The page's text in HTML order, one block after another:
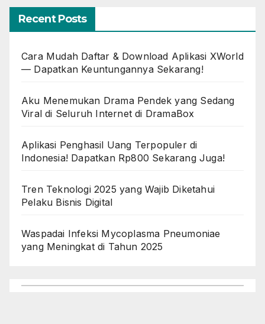
Recent Posts
Cara Mudah Daftar & Download Aplikasi XWorld
— Dapatkan Keuntungannya Sekarang!
Aku Menemukan Drama Pendek yang Sedang
Viral di Seluruh Internet di DramaBox
Aplikasi Penghasil Uang Terpopuler di
Indonesia! Dapatkan Rp800 Sekarang Juga!
Tren Teknologi 2025 yang Wajib Diketahui
Pelaku Bisnis Digital
Waspadai Infeksi Mycoplasma Pneumoniae
yang Meningkat di Tahun 2025